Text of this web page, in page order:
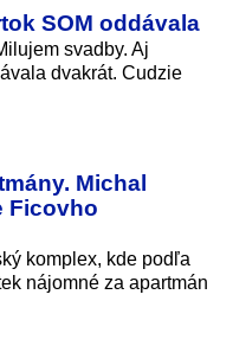
SOM oddávala
svadby. Aj
dvakrát. Cudzie
Michal
Ficovho
komplex, kde podľa
nájomné za apartmán